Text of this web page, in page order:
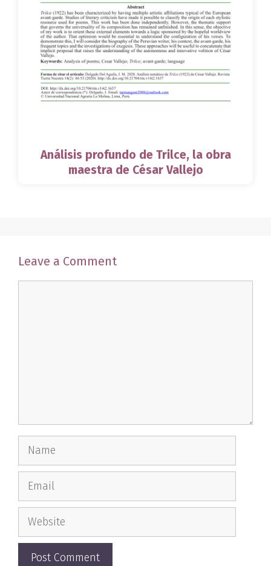
Análisis profundo de Trilce, la obra
maestra de César Vallejo
Leave a Comment
Name
Email
Website